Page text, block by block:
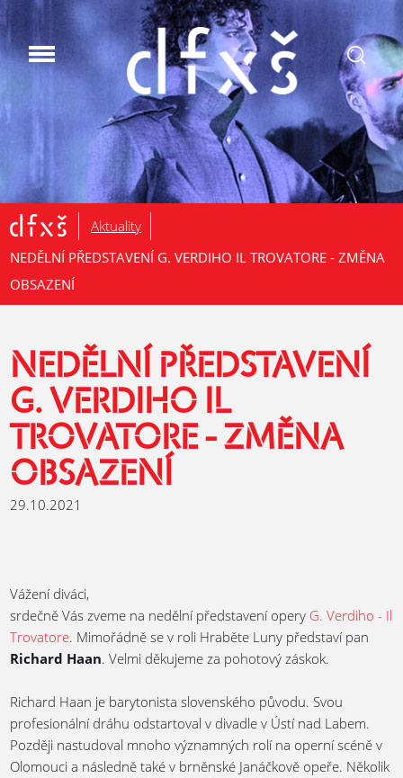
.
Aktuality
NEDĚLNÍ PŘEDSTAVENÍ G. VERDIHO IL TROVATORE - ZMĚNA
OBSAZENÍ
NEDĚLNÍ PŘEDSTAVENÍ
G. VERDIHO IL
TROVATORE - ZMĚNA
OBSAZENÍ
29.10.2021
Vážení diváci,
srdečně Vás zveme na nedělní představení opery G. Verdiho - Il
Trovatore. Mimořádně se v roli Hraběte Luny představí pan
Richard Haan. Velmi děkujeme za pohotový záskok.
Richard Haan je barytonista slovenského původu. Svou
profesionální dráhu odstartoval v divadle v Ústí nad Labem.
Později nastudoval mnoho významných rolí na operní scéně v
Olomouci a následně také v brněnské Janáčkově opeře. Několik